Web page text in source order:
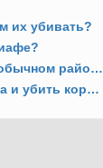
их убивать?
Как убить пятерых патрульных в обычном районе Дамаска?
Как добраться до Абу-аль-Нуквода и убить короля-купца Дамаска?